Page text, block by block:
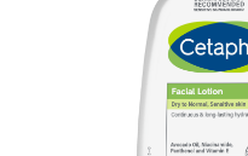
Velegnet for
passer for både voksne
Bestill
Utforsk vårt utvalg av